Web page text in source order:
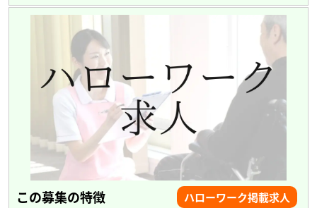
この募集の特徴 ハローワーク掲載求人